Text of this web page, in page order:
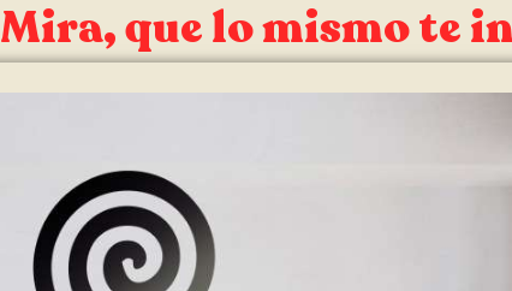
Mira, que lo mismo te